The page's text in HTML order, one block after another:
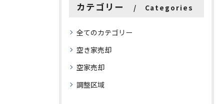
カテゴリー Categories
全てのカテゴリー
空き家売却
空家売却
調整区域